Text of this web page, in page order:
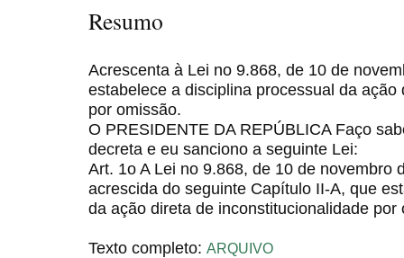
Resumo
Acrescenta à Lei no 9.868, de 10 de
estabelece a disciplina processual da
por omissão.
O PRESIDENTE DA REPÚBLICA Faço
decreta e eu sanciono a seguinte Lei:
Art. 1o A Lei no 9.868, de 10 de novembro
acrescida do seguinte Capítulo II-A, que
da ação direta de inconstitucionalidade por
Texto completo: ARQUIVO